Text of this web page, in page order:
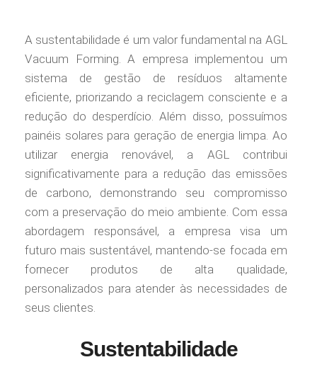
A sustentabilidade é um valor fundamental na AGL
Vacuum Forming. A empresa implementou um
sistema de gestão de resíduos altamente
eficiente, priorizando a reciclagem consciente e a
redução do desperdício. Além disso, possuímos
painéis solares para geração de energia limpa. Ao
utilizar energia renovável, a AGL contribui
significativamente para a redução das emissões
de carbono, demonstrando seu compromisso
com a preservação do meio ambiente. Com essa
abordagem responsável, a empresa visa um
futuro mais sustentável, mantendo-se focada em
fornecer produtos de alta qualidade,
personalizados para atender às necessidades de
seus clientes.
Sustentabilidade